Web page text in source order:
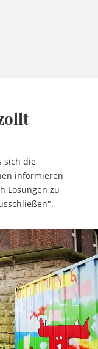
sich die
informieren
Lösungen zu